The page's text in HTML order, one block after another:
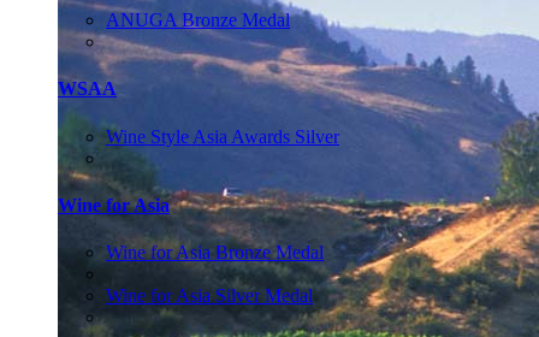
ANUGA Bronze Medal
WSAA
Wine Style Asia Awards Silver
Wine for Asia
Wine for Asia Bronze Medal
Wine for Asia Silver Medal